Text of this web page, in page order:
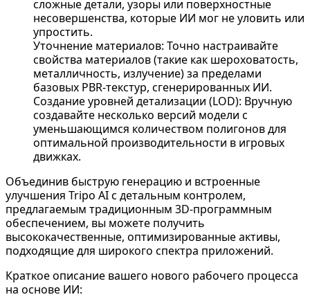
сложные детали, узоры или поверхностные
несовершенства, которые ИИ мог не уловить или
упростить.
Уточнение материалов: Точно настраивайте
свойства материалов (такие как шероховатость,
металличность, излучение) за пределами
базовых PBR-текстур, сгенерированных ИИ.
Создание уровней детализации (LOD): Вручную
создавайте несколько версий модели с
уменьшающимся количеством полигонов для
оптимальной производительности в игровых
движках.
Объединив быструю генерацию и встроенные
улучшения Tripo AI с детальным контролем,
предлагаемым традиционным 3D-программным
обеспечением, вы можете получить
высококачественные, оптимизированные активы,
подходящие для широкого спектра приложений.
Краткое описание вашего нового рабочего процесса
на основе ИИ: